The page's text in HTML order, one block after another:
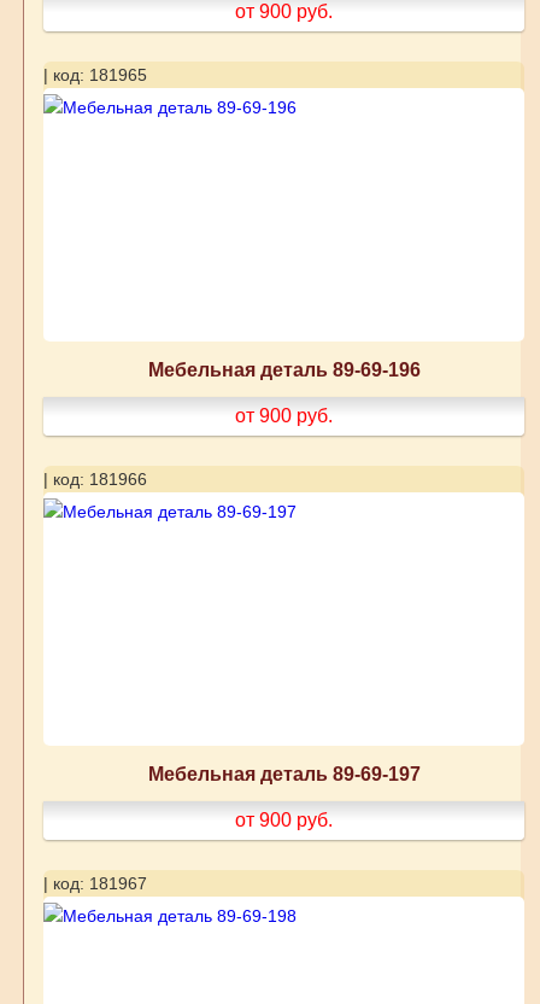
от 900 руб.
| код: 181965
Мебельная деталь 89-69-196
от 900 руб.
| код: 181966
Мебельная деталь 89-69-197
от 900 руб.
| код: 181967